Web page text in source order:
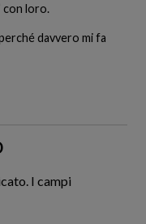
con loro.
davvero mi fa
I campi